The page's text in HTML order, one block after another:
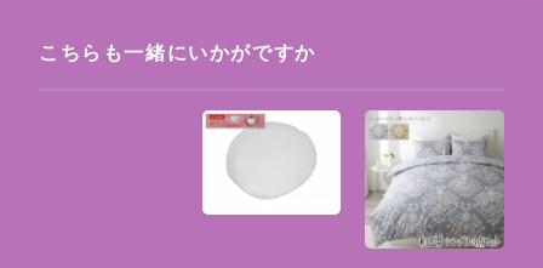
こちらも一緒にいかがですか